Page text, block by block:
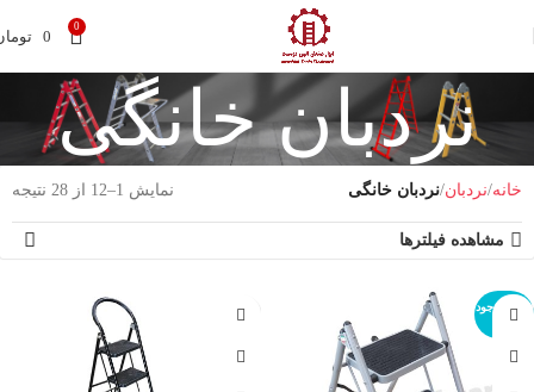
0
0
نردبان خانگی
خانه نردبان نردبان خانگی نمایش 1–12 از 28 نتیجه
مشاهده فیلترها
اتمام موجود